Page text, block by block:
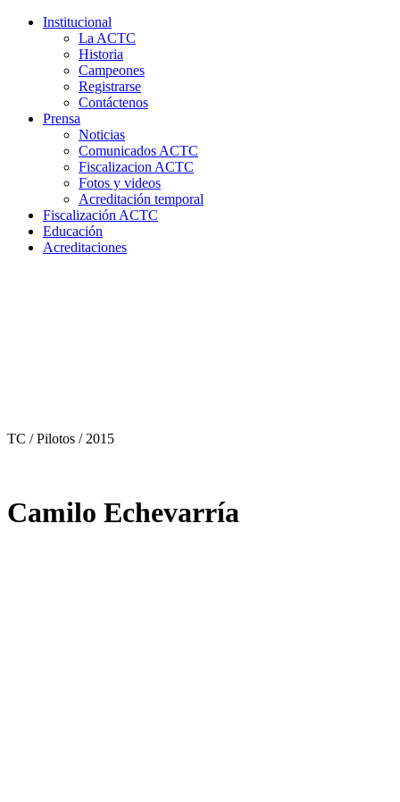
Institucional
La ACTC
Historia
Campeones
Registrarse
Contáctenos
Prensa
Noticias
Comunicados ACTC
Fiscalizacion ACTC
Fotos y videos
Acreditación temporal
Fiscalización ACTC
Educación
Acreditaciones
TC / Pilotos / 2015
Camilo Echevarría